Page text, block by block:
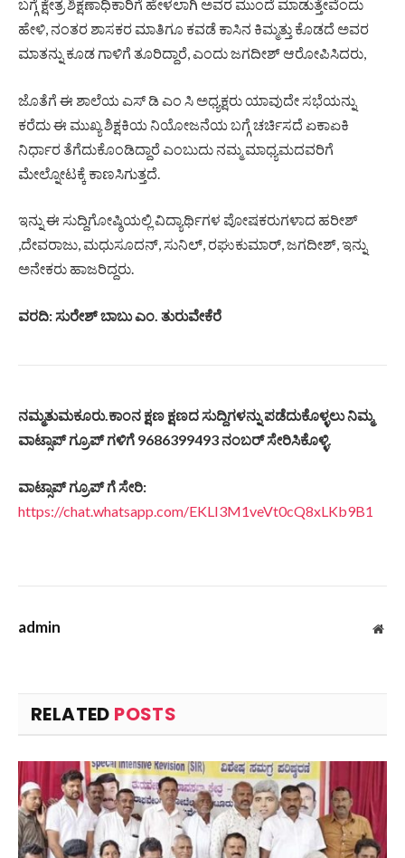
ಬಗ್ಗೆ ಕ್ಷೇತ್ರ ಶಿಕ್ಷಣಾಧಿಕಾರಿಗೆ ಹೇಳಲಾಗಿ ಅವರ ಮುಂದೆ ಮಾಡುತ್ತೇವೆಂದು
ಹೇಳಿ, ನಂತರ ಶಾಸಕರ ಮಾತಿಗೂ ಕವಡೆ ಕಾಸಿನ ಕಿಮ್ಮತ್ತು ಕೊಡದೆ ಅವರ
ಮಾತನ್ನು ಕೂಡ ಗಾಳಿಗೆ ತೂರಿದ್ದಾರೆ, ಎಂದು ಜಗದೀಶ್ ಆರೋಪಿಸಿದರು,
ಜೊತೆಗೆ ಈ ಶಾಲೆಯ ಎಸ್ ಡಿ ಎಂ ಸಿ ಅಧ್ಯಕ್ಷರು ಯಾವುದೇ ಸಭೆಯನ್ನು
ಕರೆದು ಈ ಮುಖ್ಯ ಶಿಕ್ಷಕಿಯ ನಿಯೋಜನೆಯ ಬಗ್ಗೆ ಚರ್ಚಿಸದೆ ಏಕಾಏಕಿ
ನಿರ್ಧಾರ ತೆಗೆದುಕೊಂಡಿದ್ದಾರೆ ಎಂಬುದು ನಮ್ಮ ಮಾಧ್ಯಮದವರಿಗೆ
ಮೇಲ್ನೋಟಕ್ಕೆ ಕಾಣಸಿಗುತ್ತದೆ.
ಇನ್ನು ಈ ಸುದ್ದಿಗೋಷ್ಠಿಯಲ್ಲಿ ವಿದ್ಯಾರ್ಥಿಗಳ ಪೋಷಕರುಗಳಾದ ಹರೀಶ್
,ದೇವರಾಜು, ಮಧುಸೂದನ್, ಸುನಿಲ್, ರಘುಕುಮಾರ್, ಜಗದೀಶ್, ಇನ್ನು
ಅನೇಕರು ಹಾಜರಿದ್ದರು.
ವರದಿ: ಸುರೇಶ್ ಬಾಬು ಎಂ. ತುರುವೇಕೆರೆ
ನಮ್ಮತುಮಕೂರು.ಕಾಂನ ಕ್ಷಣ ಕ್ಷಣದಸುದ್ದಿಗಳನ್ನು ಪಡೆದುಕೊಳ್ಳಲುನಿಮ್ಮ
ವಾಟ್ಸಾಪ್ ಗ್ರೂಪ್ ಗಳಿಗೆ 9686399493 ನಂಬರ್ಸೇರಿಸಿಕೊಳ್ಳಿ.
ವಾಟ್ಸಾಪ್ ಗ್ರೂಪ್ ಗೆ ಸೇರಿ:
https://chat.whatsapp.com/EKLI3M1veVt0cQ8xLKb9B1
admin
RELATED POSTS